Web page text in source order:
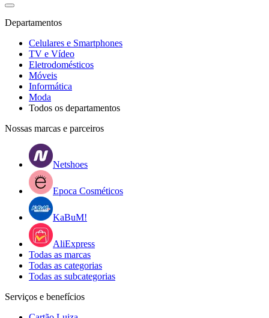
Departamentos
Celulares e Smartphones
TV e Vídeo
Eletrodomésticos
Móveis
Informática
Moda
Todos os departamentos
Nossas marcas e parceiros
Netshoes
Epoca Cosméticos
KaBuM!
AliExpress
Todas as marcas
Todas as categorias
Todas as subcategorias
Serviços e benefícios